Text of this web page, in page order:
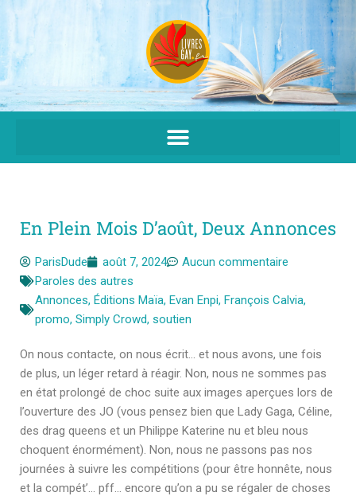
Aller
au
contenu
En Plein Mois D’août, Deux Annonces
ParisDude août 7, 2024
Aucun commentaire
Paroles des autres
Annonces, Éditions Maïa, Evan Enpi, François Calvia,
promo, Simply Crowd, soutien
On nous contacte, on nous écrit… et nous avons, une fois
de plus, un léger retard à réagir. Non, nous ne sommes pas
en état prolongé de choc suite aux images aperçues lors de
l’ouverture des JO (vous pensez bien que Lady Gaga, Céline,
des drag queens et un Philippe Katerine nu et bleu nous
choquent énormément). Non, nous ne passons pas nos
journées à suivre les compétitions (pour être honnête, nous
et la compét’… pff… encore qu’on a pu se régaler de choses